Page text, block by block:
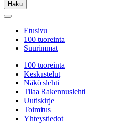
Haku
Etusivu
100 tuoreinta
Suurimmat
100 tuoreinta
Keskustelut
Näköislehti
Tilaa Rakennuslehti
Uutiskirje
Toimitus
Yhteystiedot